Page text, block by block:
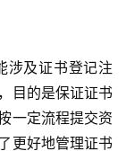
涉及证书登记注
目的是保证证书
一定流程提交资
更好地管理证书